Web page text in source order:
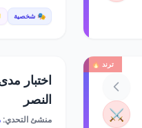
🎭 شخصية
ترند 🔥
⚔️
اختبار
النصر
منشئ التحدي: